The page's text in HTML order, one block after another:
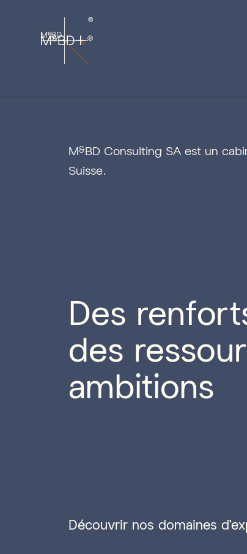
M&BD Consulting SA est un
Suisse.
Des
des
ambitions
Découvrir nos domaines